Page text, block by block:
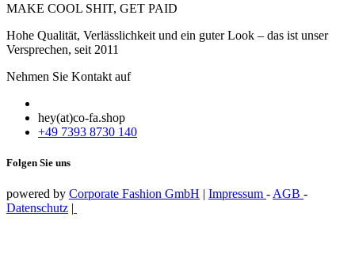
MAKE COOL SHIT, GET PAID
Hohe Qualität, Verlässlichkeit und ein guter Look – das ist unser
Versprechen, seit 2011
Nehmen Sie Kontakt auf
hey(at)co-fa.shop
+49 7393 8730 140
Folgen Sie uns
powered by Corporate Fashion GmbH | Impressum - AGB -
Datenschutz |